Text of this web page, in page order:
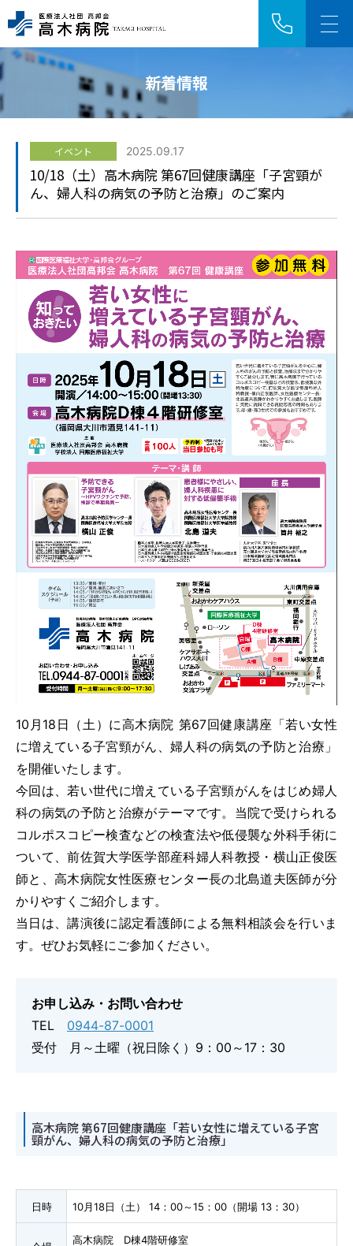
アクセス
HOME
ご来院の方へ
診療科・センター
病院紹介
医療関係者の方へ
当院のがん診療
採用情報
研修医募集
専攻医募集
プライバシーポリシー
お問い合わせ
交通アクセス
予約専用電話番号
TEL.0120-87-0062
TEL.0120-87-0079
代表番号
TEL.0944-87-0001
外来受付時間
8：30～11：30／13：30～16：30
アクセス 駐車場
新着情報
イベント 2025.09.17
10/18（土）高木病院 第67回健康講座「子宮頸が
ん、婦人科の病気の予防と治療」のご案内
10月18日（土）に高木病院 第67回健康講座「若い女性
に増えている子宮頸がん、婦人科の病気の予防と治療」
を開催いたします。
今回は、若い世代に増えている子宮頸がんをはじめ婦人
科の病気の予防と治療がテーマです。当院で受けられる
コルポスコピー検査などの検査法や低侵襲な外科手術に
ついて、前佐賀大学医学部産科婦人科教授・横山正俊医
師と、高木病院女性医療センター長の北島道夫医師が分
かりやすくご紹介します。
当日は、講演後に認定看護師による無料相談会を行いま
す。ぜひお気軽にご参加ください。
お申し込み・お問い合わせ
TEL 0944-87-0001
受付 月～土曜（祝日除く）9：00～17：30
高木病院 第67回健康講座「若い女性に増えている子宮
頸がん、婦人科の病気の予防と治療」
日時 10月18日（土） 14：00～15：00（開場 13：30）
高木病院 D棟4階研修室